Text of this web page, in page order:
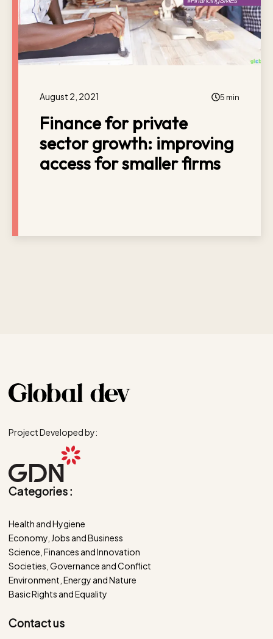
August 2, 2021 5 min
Finance for private
sector growth: improving
access for smaller firms
Project Developed by:
Categories :
Health and Hygiene
Economy, Jobs and Business
Science, Finances and Innovation
Societies, Governance and Conflict
Environment, Energy and Nature
Basic Rights and Equality
Contact us